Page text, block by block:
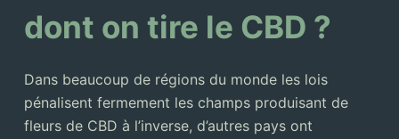
dont on tire le CBD ?
Dans beaucoup de régions du monde les lois
pénalisent fermement les champs produisant de
fleurs de CBD à l’inverse, d’autres pays ont